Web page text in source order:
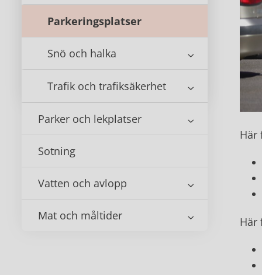
Parkeringsplatser
Snö och halka
Trafik och trafiksäkerhet
Parker och lekplatser
Sotning
Vatten och avlopp
Mat och måltider
Här
Här